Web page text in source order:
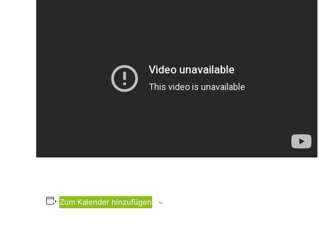
Zum Kalender hinzufügen